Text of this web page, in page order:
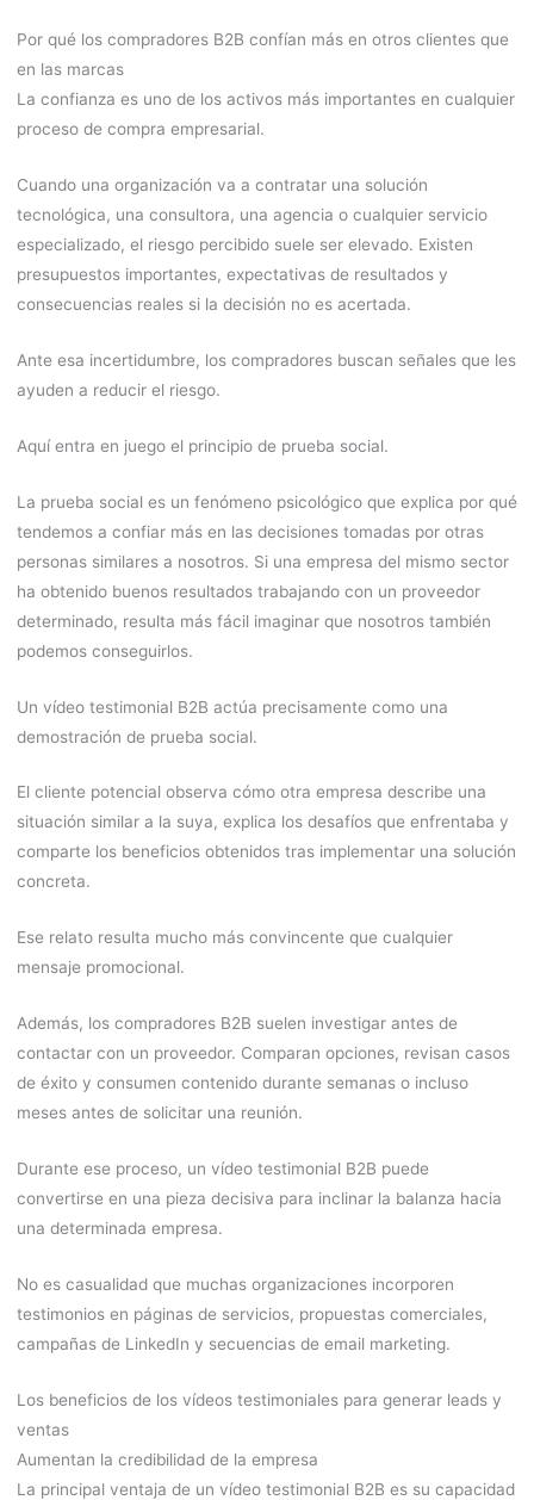
Por qué los compradores B2B confían más en otros clientes que
en las marcas
La confianza es uno de los activos más importantes en cualquier
proceso de compra empresarial.
Cuando una organización va a contratar una solución
tecnológica, una consultora, una agencia o cualquier servicio
especializado, el riesgo percibido suele ser elevado. Existen
presupuestos importantes, expectativas de resultados y
consecuencias reales si la decisión no es acertada.
Ante esa incertidumbre, los compradores buscan señales que les
ayuden a reducir el riesgo.
Aquí entra en juego el principio de prueba social.
La prueba social es un fenómeno psicológico que explica por qué
tendemos a confiar más en las decisiones tomadas por otras
personas similares a nosotros. Si una empresa del mismo sector
ha obtenido buenos resultados trabajando con un proveedor
determinado, resulta más fácil imaginar que nosotros también
podemos conseguirlos.
Un vídeo testimonial B2B actúa precisamente como una
demostración de prueba social.
El cliente potencial observa cómo otra empresa describe una
situación similar a la suya, explica los desafíos que enfrentaba y
comparte los beneficios obtenidos tras implementar una solución
concreta.
Ese relato resulta mucho más convincente que cualquier
mensaje promocional.
Además, los compradores B2B suelen investigar antes de
contactar con un proveedor. Comparan opciones, revisan casos
de éxito y consumen contenido durante semanas o incluso
meses antes de solicitar una reunión.
Durante ese proceso, un vídeo testimonial B2B puede
convertirse en una pieza decisiva para inclinar la balanza hacia
una determinada empresa.
No es casualidad que muchas organizaciones incorporen
testimonios en páginas de servicios, propuestas comerciales,
campañas de LinkedIn y secuencias de email marketing.
Los beneficios de los vídeos testimoniales para generar leads y
ventas
Aumentan la credibilidad de la empresa
La principal ventaja de un vídeo testimonial B2B es su capacidad